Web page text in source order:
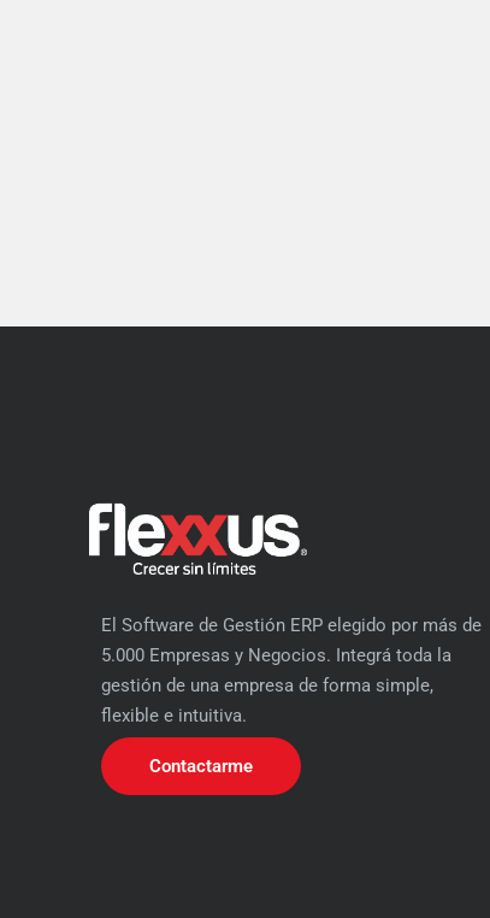
El Software de Gestión ERP elegido por más de
5.000 Empresas y Negocios. Integrá toda la
gestión de una empresa de forma simple,
flexible e intuitiva.
Contactarme